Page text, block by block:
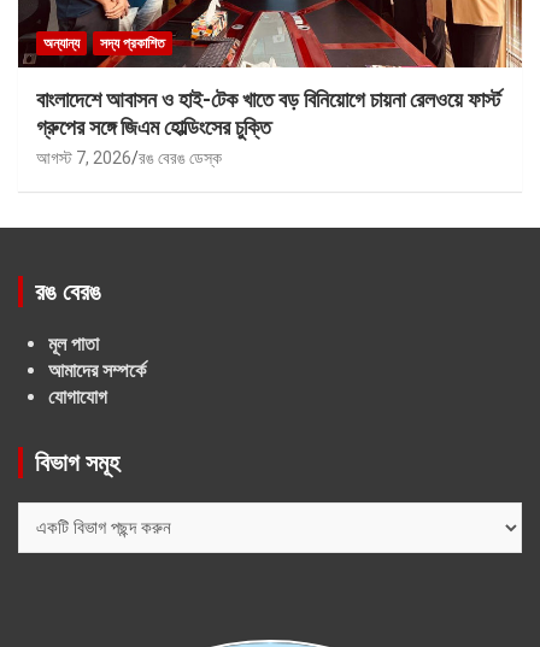
অন্যান্য সদ্য প্রকাশিত
বাংলাদেশে আবাসন ও হাই-টেক খাতে বড় বিনিয়োগে চায়না রেলওয়ে ফার্স্ট
গ্রুপের সঙ্গে জিএম হোল্ডিংসের চুক্তি
আগস্ট 7, 2026 রঙ বেরঙ ডেস্ক
রঙ বেরঙ
মূল পাতা
আমাদের সম্পর্কে
যোগাযোগ
বিভাগ সমূহ